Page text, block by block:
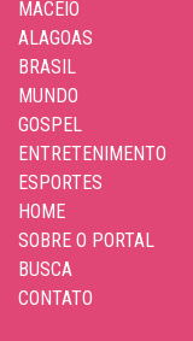
MACEIÓ
ALAGOAS
BRASIL
MUNDO
GOSPEL
ENTRETENIMENTO
ESPORTES
HOME
SOBRE O PORTAL
BUSCA
CONTATO